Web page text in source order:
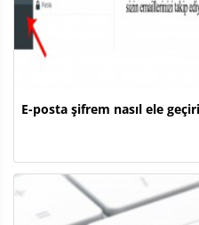
E-posta şifrem nasıl ele